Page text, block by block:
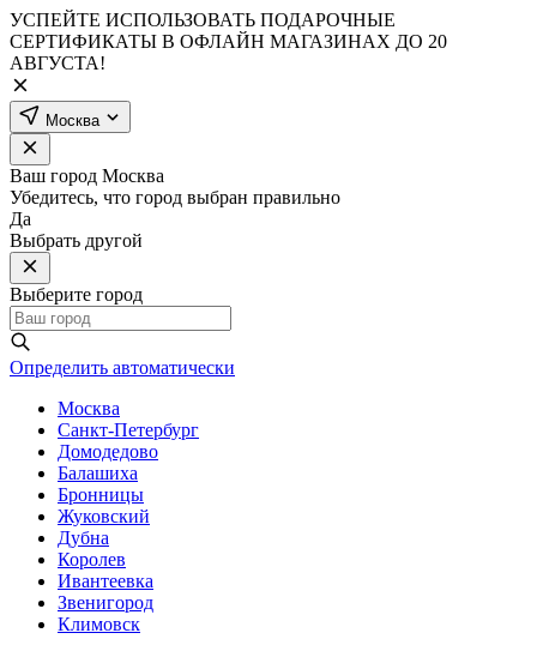
УСПЕЙТЕ ИСПОЛЬЗОВАТЬ ПОДАРОЧНЫЕ
СЕРТИФИКАТЫ В ОФЛАЙН МАГАЗИНАХ ДО 20
АВГУСТА!
Москва
Ваш город Москва
Убедитесь, что город выбран правильно
Да
Выбрать другой
Выберите город
Определить автоматически
Москва
Санкт-Петербург
Домодедово
Балашиха
Бронницы
Жуковский
Дубна
Королев
Ивантеевка
Звенигород
Климовск